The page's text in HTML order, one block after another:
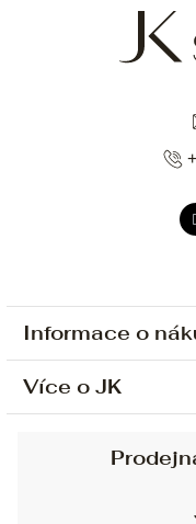
Informace o
Ochrana
Sjednání
Obchodní
Více o JK